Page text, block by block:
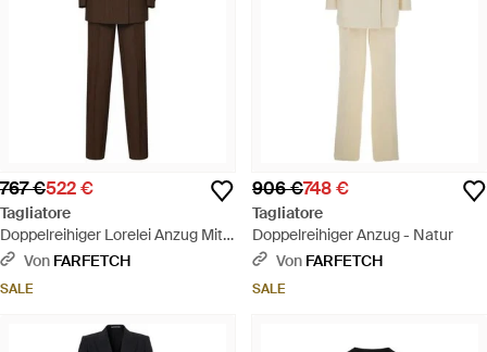
767 €522 €
Tagliatore
Doppelreihiger Lorelei Anzug Mit
Nadelstreifen - Braun
Von FARFETCH
SALE
906 €748 €
Tagliatore
Doppelreihiger Anzug - Natur
Von FARFETCH
SALE